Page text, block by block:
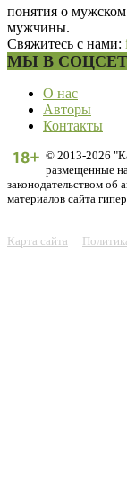
понятия о
мужчины.
Свяжитесь с нами:
МЫ В
О нас
Авторы
Контакты
© 2013-2026
размещенные
законодательством об
материалов сайта
Карта сайта